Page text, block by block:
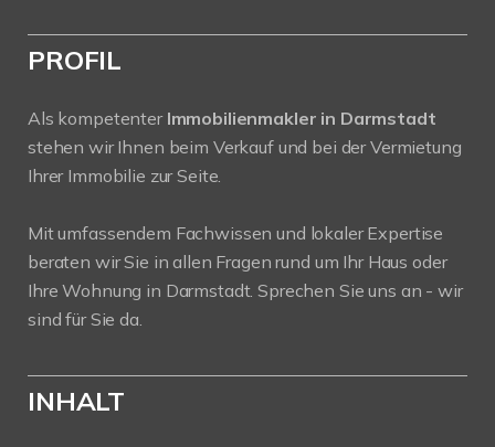
PROFIL
Als kompetenter Immobilienmakler in Darmstadt
stehen wir Ihnen beim Verkauf und bei der Vermietung
Ihrer Immobilie zur Seite.
Mit umfassendem Fachwissen und lokaler Expertise
beraten wir Sie in allen Fragen rund um Ihr Haus oder
Ihre Wohnung in Darmstadt. Sprechen Sie uns an - wir
sind für Sie da.
INHALT